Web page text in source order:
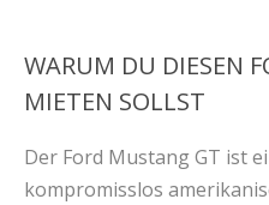
WARUM DU DIESEN
MIETEN SOLLST
Der Ford Mustang GT ist
kompromisslos